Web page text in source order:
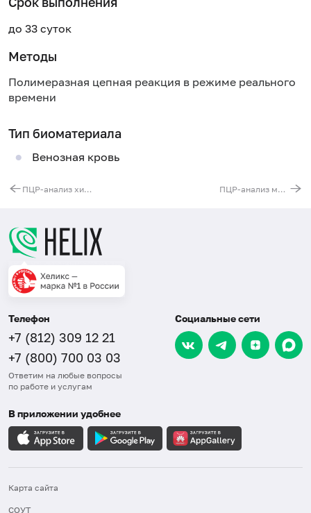
до 33 суток
Методы
Полимеразная цепная реакция в режиме реального
времени
Тип биоматериала
Венозная кровь
ПЦР-анализ химерного гена BCR/ABL t(9;22) ПЦР-анализ мутаций в гене CEBPA
Телефон
+7 (812) 309 12 21
+7 (800) 700 03 03
Ответим на любые вопросы
по работе и услугам
Социальные сети
В приложении удобнее
Карта сайта
СОУТ